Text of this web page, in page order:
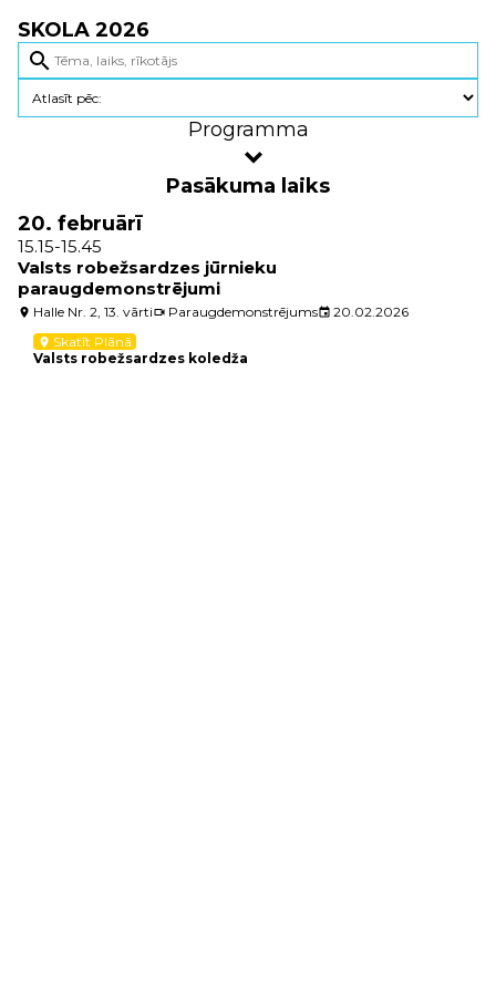
SKOLA 2026
search
Programma
Pasākuma laiks
20. februārī
15.15-15.45
Valsts robežsardzes jūrnieku
paraugdemonstrējumi
location_on Halle Nr. 2, 13. vārtivideocam Paraugdemonstrējumsevent 20.02.2026
location_on Skatīt Plānā
Valsts robežsardzes koledža